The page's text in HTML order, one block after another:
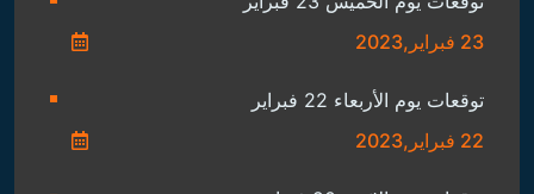
23 فبراير,2023
توقعات يوم الأربعاء 22 فبراير
22 فبراير,2023